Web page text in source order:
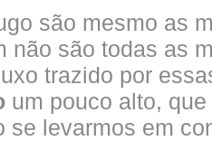
são mesmo as
não são todas as
trazido por
um pouco alto,
se levarmos em